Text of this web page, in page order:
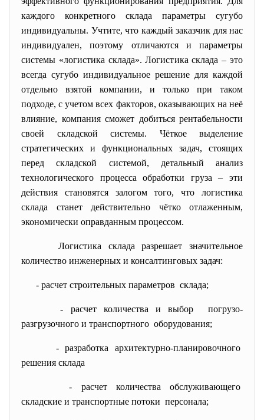
каждого конкретного склада параметры сугубо
индивидуальны. Учтите, что каждый заказчик для нас
индивидуален, поэтому отличаются и параметры
системы «логистика склада». Логистика склада – это
всегда сугубо индивидуальное решение для каждой
отдельно взятой компании, и только при таком
подходе, с учетом всех факторов, оказывающих на неё
влияние, компания сможет добиться рентабельности
своей складской системы. Чёткое выделение
стратегических и функциональных задач, стоящих
перед складской системой, детальный анализ
технологического процесса обработки груза – эти
действия становятся залогом того, что логистика
склада станет действительно чётко отлаженным,
экономически оправданным процессом.
Логистика склада разрешает значительное
количество инженерных и консалтинговых задач:
- расчет строительных параметров склада;
- расчет количества и выбор погрузо-
разгрузочного и транспортного оборудования;
- разработка архитектурно-планировочного
решения склада
- расчет количества обслуживающего
складские и транспортные потоки персонала;